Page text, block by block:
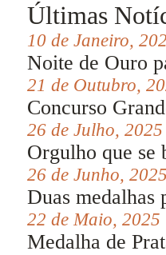
Últimas
10 de Janeiro,
Noite de Ouro
21 de Outubro,
Concurso
26 de Julho, 2025
Orgulho que se
26 de Junho, 2025
Duas
22 de Maio, 2025
Medalha de